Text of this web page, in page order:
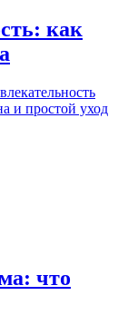
как
и простой уход
что